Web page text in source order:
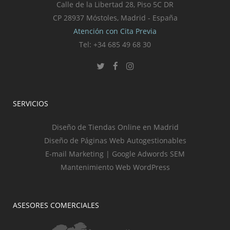
Calle de la Libertad 28, Piso 5C DR
CP 28937 Móstoles, Madrid - España
Atención con Cita Previa
Tel: +34 685 49 68 30
SERVICIOS
Diseño de Tiendas Online en Madrid
Diseño de Páginas Web Autogestionables
E-mail Marketing | Google Adwords SEM
Mantenimiento Web WordPress
ASESORES COMERCIALES